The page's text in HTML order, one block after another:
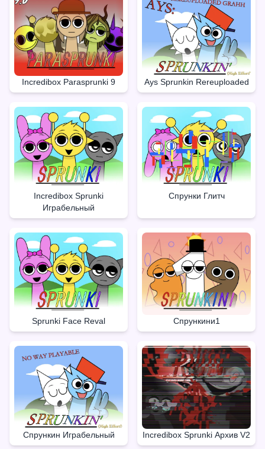
Incredibox Parasprunki 9 Ays Sprunkin Rereuploaded
Incredibox Sprunki
Играбельный
Спрунки Глитч
Sprunki Face Reval Спрункини1
Спрункин Играбельный Incredibox Sprunki Архив V2